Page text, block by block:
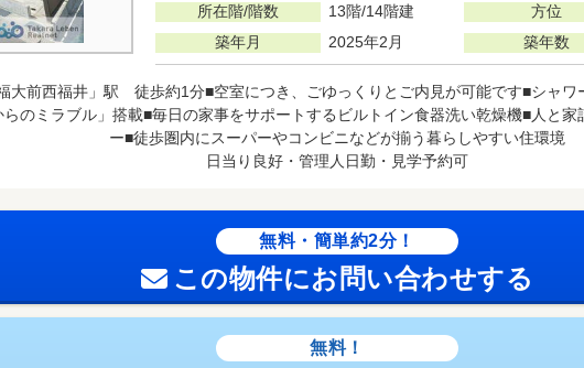
所在階/階数
13階/14階建
方位
築年月
2025年2月 築年数
大前西福井」駅 徒歩約1分■空室につき、ごゆっくりとご内見が可能です■シャワ
のミラブル」搭載■毎日の家事をサポートするビルトイン食器洗い乾燥機■人と
ー■徒歩圏内にスーパーやコンビニなどが揃う暮らしやすい住環境
日当り良好・管理人日勤・見学予約可
無料・簡単約2分！
この物件にお問い合わせする
無料！